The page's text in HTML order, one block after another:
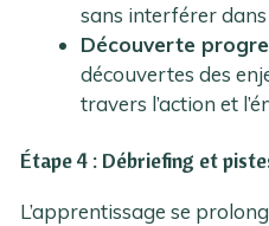
sans interférer dans
Découverte
découvertes des
travers l’action et
Étape 4 : Débriefing et
L’apprentissage se